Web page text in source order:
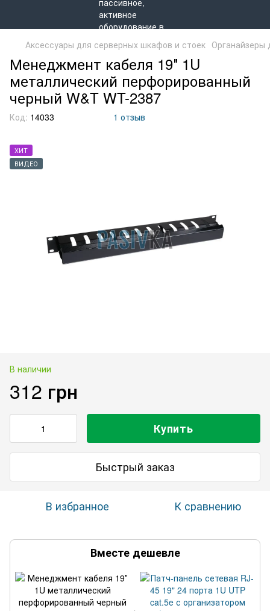
Аксессуары для серверных шкафов и стоек Органайзеры
Менеджмент кабеля 19″ 1U
металлический перфорированный
черный W&T WT-2387
Код: 14033 1 отзыв
ХИТ
ВИДЕО
В наличии
312 грн
Купить
Быстрый заказ
В избранное К сравнению
Вместе дешевле